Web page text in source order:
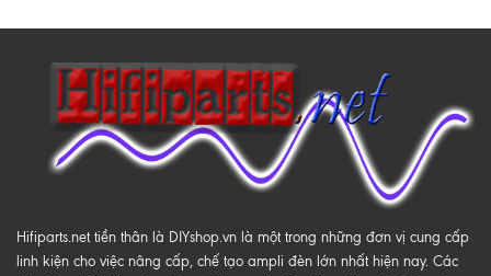
Hifiparts.net tiền thân là DIYshop.vn là một trong những đơn vị cung cấp
linh kiện cho việc nâng cấp, chế tạo ampli đèn lớn nhất hiện nay. Các